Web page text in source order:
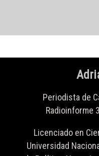
Periodista de
Radioinforme
Licenciado en
Universidad